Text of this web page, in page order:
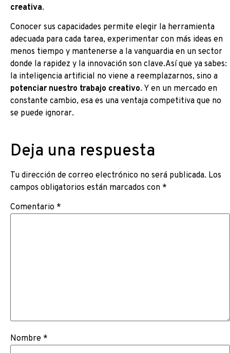
creativa.
Conocer sus capacidades permite elegir la herramienta
adecuada para cada tarea, experimentar con más ideas en
menos tiempo y mantenerse a la vanguardia en un sector
donde la rapidez y la innovación son clave.Así que ya sabes:
la inteligencia artificial no viene a reemplazarnos, sino a
potenciar nuestro trabajo creativo. Y en un mercado en
constante cambio, esa es una ventaja competitiva que no
se puede ignorar.
Deja una respuesta
Tu dirección de correo electrónico no será publicada. Los
campos obligatorios están marcados con *
Comentario *
Nombre *